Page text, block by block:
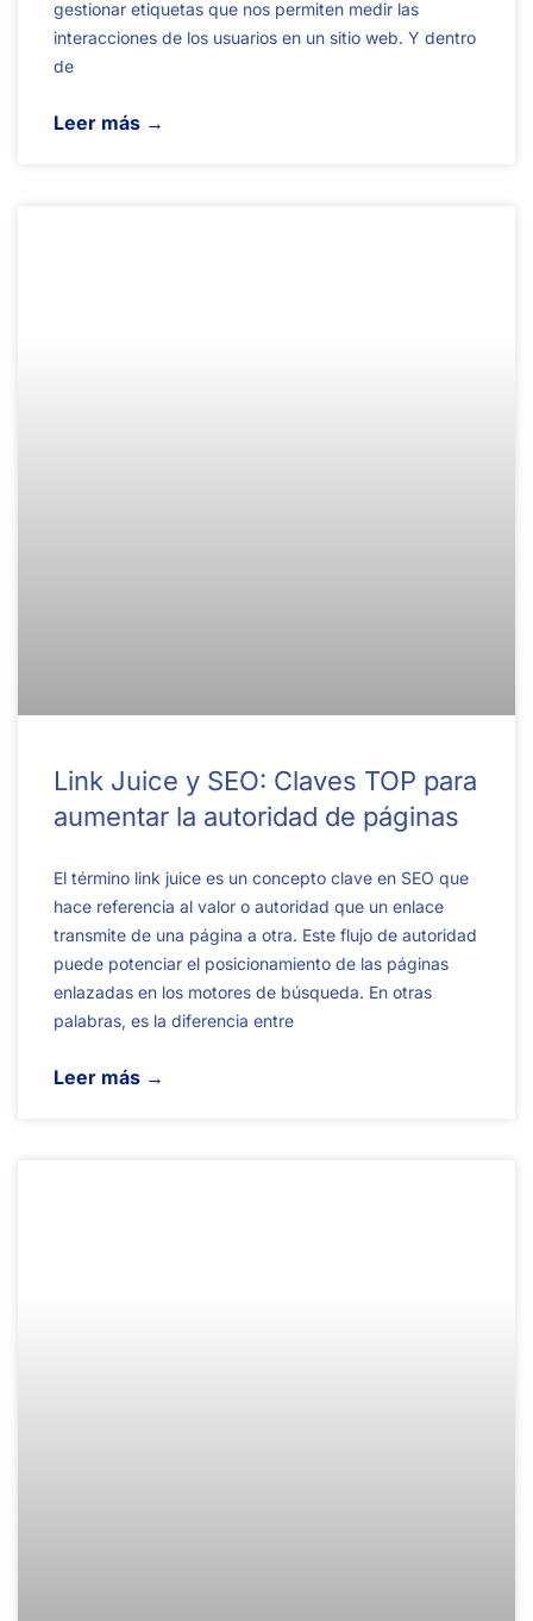
gestionar etiquetas que nos permiten medir las
interacciones de los usuarios en un sitio web. Y dentro
de
Leer más →
Link Juice y SEO: Claves TOP para
aumentar la autoridad de páginas
El término link juice es un concepto clave en SEO que
hace referencia al valor o autoridad que un enlace
transmite de una página a otra. Este flujo de autoridad
puede potenciar el posicionamiento de las páginas
enlazadas en los motores de búsqueda. En otras
palabras, es la diferencia entre
Leer más →